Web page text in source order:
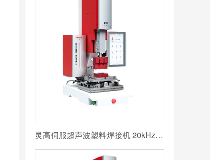
灵高伺服超声波塑料焊接机 20kHz 2000/3000W K3000 Servo